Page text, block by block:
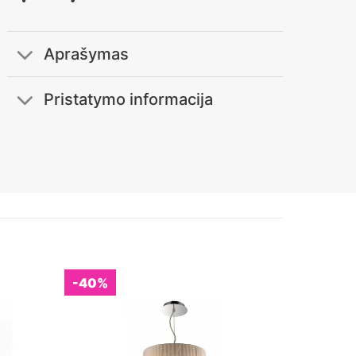
Aprašymas
Pristatymo informacija
-40%